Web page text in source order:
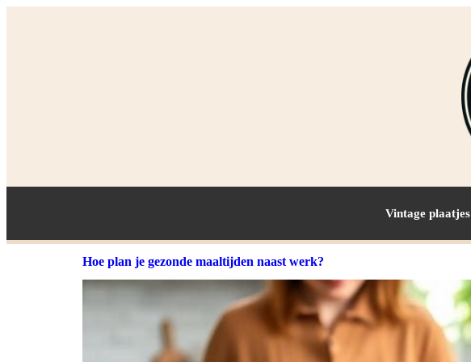
Vintage plaatjes
Hoe plan je gezonde maaltijden naast werk?